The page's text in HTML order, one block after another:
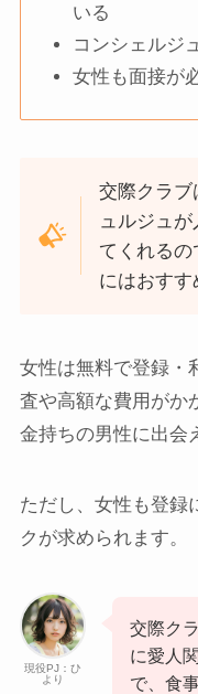
いる
コンシェルジ
女性も面接が
交際クラブ
ュルジュ
てくれるの
にはおすす
女性は無料で登録・
査や高額な費用がか
金持ちの男性に出会
ただし、女性も登録
クが求められます。
現役PJ：ひ
より
交際ク
に愛人
で、食